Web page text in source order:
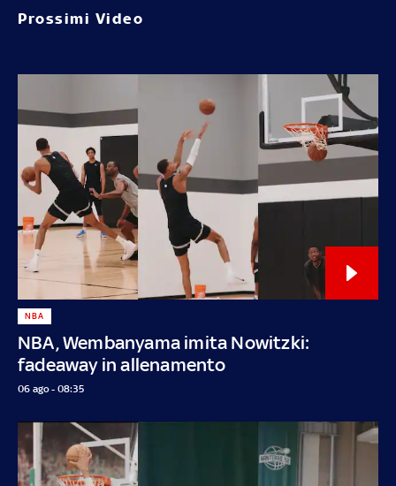
Prossimi Video
NBA, Wembanyama imita Nowitzki:
fadeaway in allenamento
NBA
06 ago - 08:35